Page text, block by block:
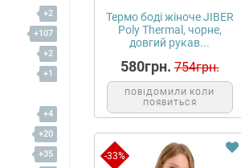
+2
+107
+2
+1
+4
+20
+35
Термо боді жіноче JIBER
Poly Thermal, чорне,
довгий рукав...
580грн. 754грн.
ПОВІДОМИЛИ КОЛИ
ПОЯВИТЬСЯ
-33%